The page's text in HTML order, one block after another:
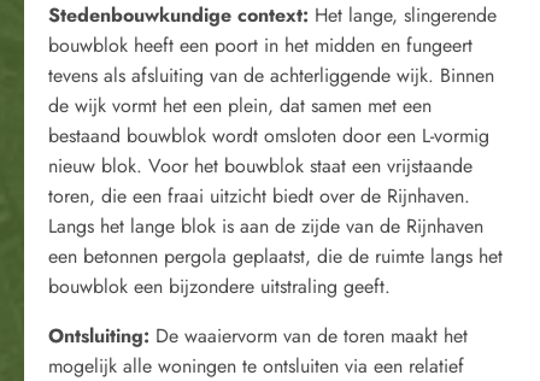
Stedenbouwkundige context: Het lange, slingerende
bouwblok heeft een poort in het midden en fungeert
tevens als afsluiting van de achterliggende wijk. Binnen
de wijk vormt het een plein, dat samen met een
bestaand bouwblok wordt omsloten door een L-vormig
nieuw blok. Voor het bouwblok staat een vrijstaande
toren, die een fraai uitzicht biedt over de Rijnhaven.
Langs het lange blok is aan de zijde van de Rijnhaven
een betonnen pergola geplaatst, die de ruimte langs het
bouwblok een bijzondere uitstraling geeft.
Ontsluiting: De waaiervorm van de toren maakt het
mogelijk alle woningen te ontsluiten via een relatief